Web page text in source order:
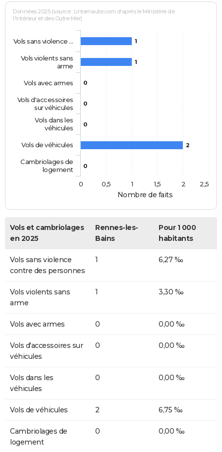
Nombre de faits
Données 2025 (source : Linternaute.com d'après le Ministère de
l'Intérieur et des Outre-Mer)
1
1
0
0
0
2
0
Vols sans violence …
Vols violents sans
arme
Vols avec armes
Vols d'accessoires
sur véhicules
Vols dans les
véhicules
Vols de véhicules
Cambriolages de
logement
0
0,5 1 1,5 2 2,5
Vols et cambriolages
en 2025
Rennes-les-
Bains
Pour 1 000
habitants
Vols sans violence
contre des personnes
1 6,27 ‰
Vols violents sans
arme
1 3,30 ‰
Vols avec armes 0 0,00 ‰
Vols d'accessoires sur
véhicules
0 0,00 ‰
Vols dans les
véhicules
0 0,00 ‰
Vols de véhicules 2 6,75 ‰
Cambriolages de
logement
0 0,00 ‰